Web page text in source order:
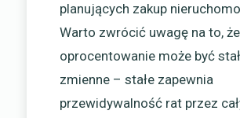
planujących zakup
Warto zwrócić uwagę na to, że
oprocentowanie może być
zmienne – stałe zapewnia
przewidywalność rat przez